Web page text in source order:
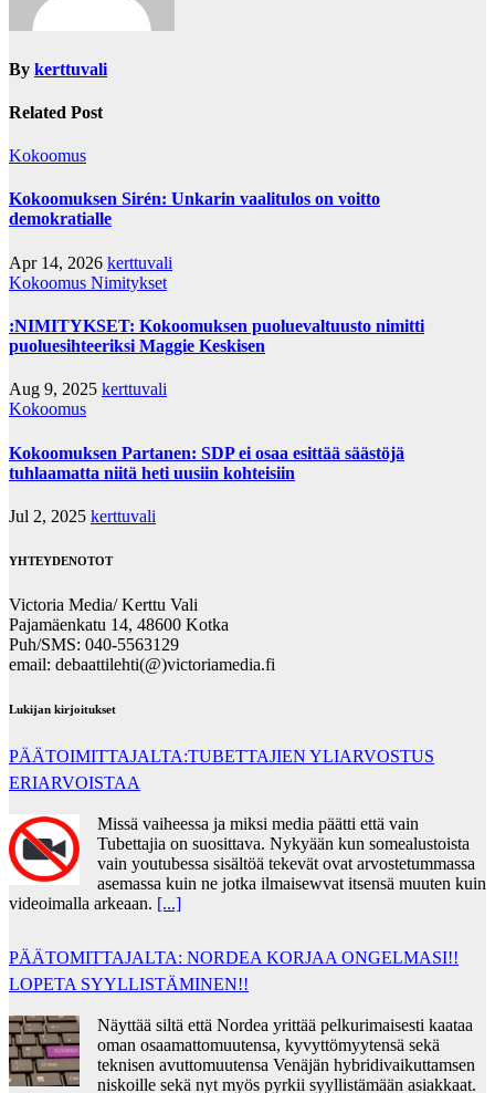
By kerttuvali
Related Post
Kokoomus
Kokoomuksen Sirén: Unkarin vaalitulos on voitto
demokratialle
Apr 14, 2026 kerttuvali
Kokoomus Nimitykset
:NIMITYKSET: Kokoomuksen puoluevaltuusto nimitti
puoluesihteeriksi Maggie Keskisen
Aug 9, 2025 kerttuvali
Kokoomus
Kokoomuksen Partanen: SDP ei osaa esittää säästöjä
tuhlaamatta niitä heti uusiin kohteisiin
Jul 2, 2025 kerttuvali
YHTEYDENOTOT
Victoria Media/ Kerttu Vali
Pajamäenkatu 14, 48600 Kotka
Puh/SMS: 040-5563129
email: debaattilehti(@)victoriamedia.fi
Lukijan kirjoitukset
PÄÄTOIMITTAJALTA:TUBETTAJIEN YLIARVOSTUS
ERIARVOISTAA
Missä vaiheessa ja miksi media päätti että vain
Tubettajia on suosittava. Nykyään kun somealustoista
vain youtubessa sisältöä tekevät ovat arvostetummassa
asemassa kuin ne jotka ilmaisewvat itsensä muuten kuin
videoimalla arkeaan. [...]
PÄÄTOMITTAJALTA: NORDEA KORJAA ONGELMASI!!
LOPETA SYYLLISTÄMINEN!!
Näyttää siltä että Nordea yrittää pelkurimaisesti kaataa
oman osaamattomuutensa, kyvyttömyytensä sekä
teknisen avuttomuutensa Venäjän hybridivaikuttamsen
niskoille sekä nyt myös pyrkii syyllistämään asiakkaat.